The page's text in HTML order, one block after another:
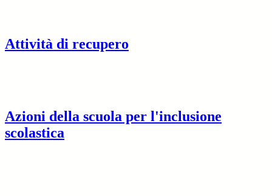
Attività di recupero
Azioni della scuola per l'inclusione
scolastica